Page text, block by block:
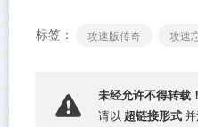
标签： 攻速版传奇 攻速
未经允许不得转载！
请以 超链接形式